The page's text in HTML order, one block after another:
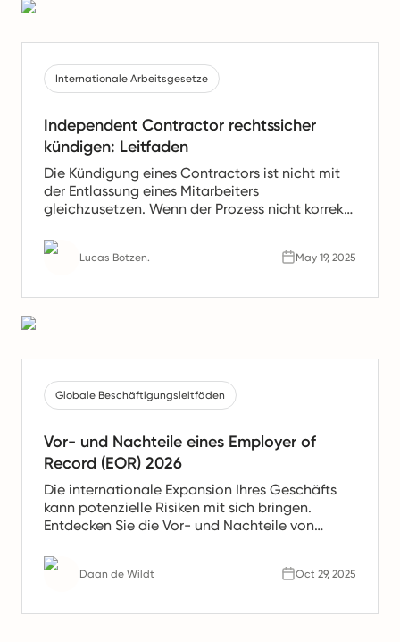
Internationale Arbeitsgesetze
Independent Contractor rechtssicher
kündigen: Leitfaden
Die Kündigung eines Contractors ist nicht mit
der Entlassung eines Mitarbeiters
gleichzusetzen. Wenn der Prozess nicht korrekt
unbezahlte Leistungen und schwerwiegende
Konsequenzen für Ihr Unternehmen nach sich
rechtskonform umsetzt.
Lucas Botzen. May 19, 2025
Globale Beschäftigungsleitfäden
Vor- und Nachteile eines Employer of
Record (EOR) 2026
Die internationale Expansion Ihres Geschäfts
kann potenzielle Risiken mit sich bringen.
Entdecken Sie die Vor- und Nachteile von
zu beurteilen, ob ihre Services im Jahr 2026 für
Sie geeignet sind.
Daan de Wildt Oct 29, 2025